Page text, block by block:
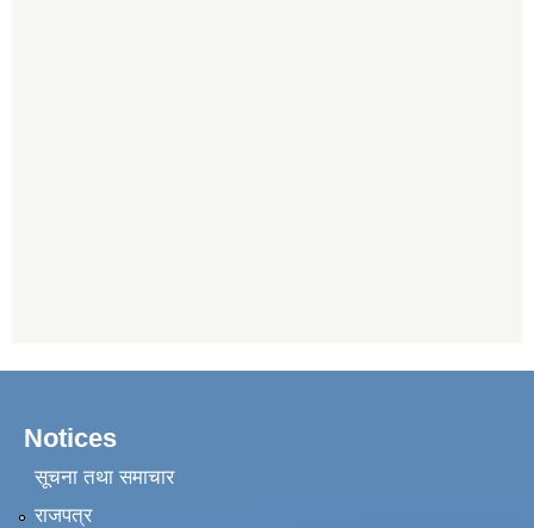
Notices
सूचना तथा समाचार
राजपत्र